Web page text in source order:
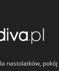
nastolatków, pokój